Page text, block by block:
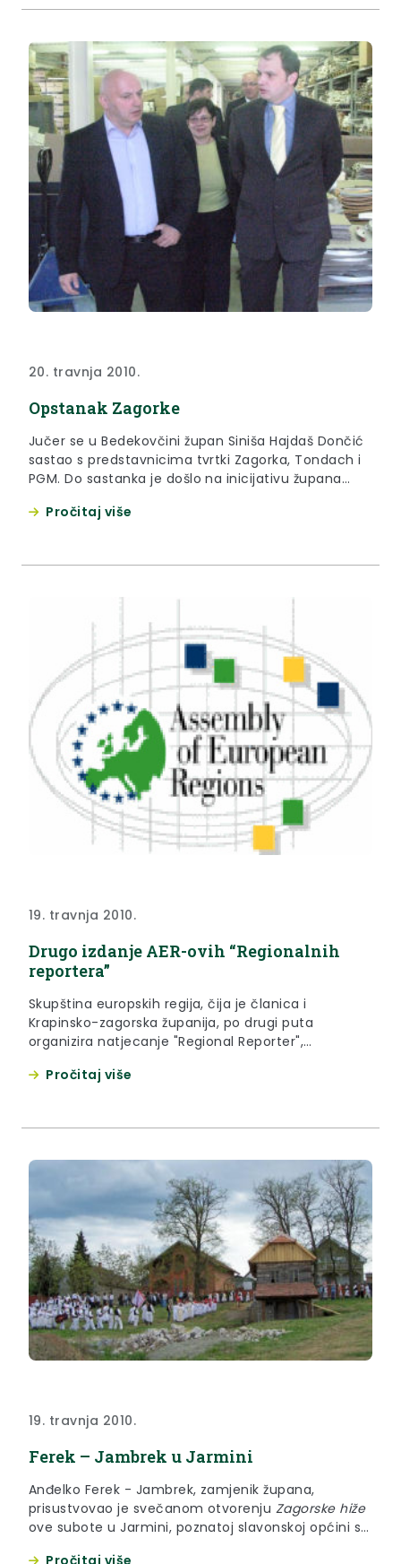
20. travnja 2010.
Opstanak Zagorke
Jučer se u Bedekovčini župan Siniša Hajdaš Dončić
sastao s predstavnicima tvrtki Zagorka, Tondach i
PGM. Do sastanka je došlo na inicijativu župana
će svoju proizvodnju preseliti u Srbiju.
Pročitaj više
19. travnja 2010.
Drugo izdanje AER-ovih “Regionalnih
reportera”
Skupština europskih regija, čija je članica i
Krapinsko-zagorska županija, po drugi puta
organizira natjecanje "Regional Reporter",
Pročitaj više
19. travnja 2010.
Ferek – Jambrek u Jarmini
Anđelko Ferek - Jambrek, zamjenik župana,
prisustvovao je svečanom otvorenju Zagorske hiže
ove subote u Jarmini, poznatoj slavonskoj općini s